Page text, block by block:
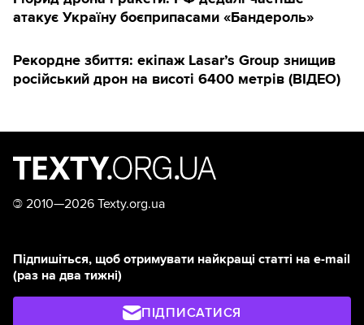
атакує Україну боєприпасами «Бандероль»
Рекордне збиття: екіпаж Lasar’s Group знищив
російський дрон на висоті 6400 метрів (ВІДЕО)
© 2010—2026 Texty.org.ua
Підпишіться, щоб отримувати найкращі статті на e-mail
(раз на два тижні)
ПІДПИСАТИСЯ